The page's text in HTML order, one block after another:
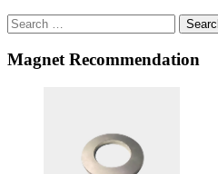
Magnet Recommendation